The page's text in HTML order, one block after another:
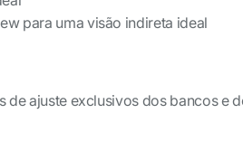
para uma visão indireta ideal
de ajuste exclusivos dos bancos e